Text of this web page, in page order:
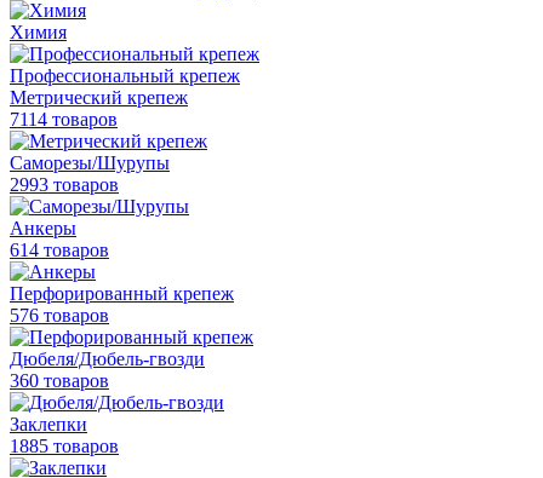
Химия
Профессиональный крепеж
Метрический крепеж
7114 товаров
Саморезы/Шурупы
2993 товаров
Анкеры
614 товаров
Перфорированный крепеж
576 товаров
Дюбеля/Дюбель-гвозди
360 товаров
Заклепки
1885 товаров